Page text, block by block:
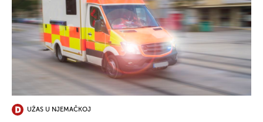
UŽAS U NJEMAČKOJ